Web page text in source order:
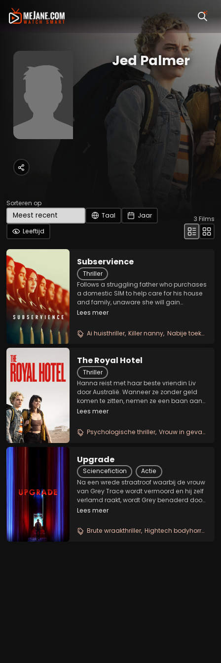
Jed Palmer
Sorteren op
Taal
Jaar
Leeftijd
3 Films
Subservience
Thriller
Follows a struggling father who purchases
a domestic SIM to help care for his house
and family, unaware she will gain
awareness and turn deadly.
Lees meer
Ai huisthriller Killer nanny Nabije toekomst
The Royal Hotel
Thriller
Hanna reist met haar beste vriendin Liv
door Australië. Wanneer ze zonder geld
komen te zitten, nemen ze een baan aan
in het café The Royal Hotel. De
lokale drinkcultuur kennen, maar op een
gegeven moment...
Lees meer
Psychologische thriller Vrouw in gevaar
Upgrade
Sciencefiction
Actie
Na een wrede straatroof waarbij de vrouw
van Grey Trace wordt vermoord en hij zelf
verlamd raakt, wordt Grey benaderd door
een uitvinder en miljardair die zijn
toepassing van een experimentele
medische...
Lees meer
Brute wraakthriller Hightech bodyhorror